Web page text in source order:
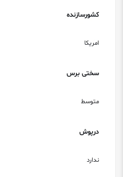
کشورسازنده
امریکا
سختی برس
متوسط
درپوش
ندارد